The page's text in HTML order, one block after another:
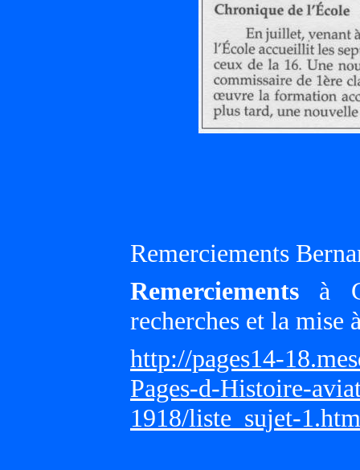
Remerciements
Remerciements à
recherches et la mise
http://pages14-
Pages-d-Histoire-
1918/liste_sujet-1.htm